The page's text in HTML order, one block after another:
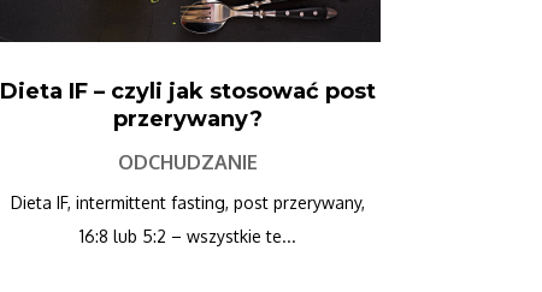
Dieta IF – czyli jak stosować post
przerywany?
ODCHUDZANIE
Dieta IF, intermittent fasting, post przerywany,
16:8 lub 5:2 – wszystkie te...